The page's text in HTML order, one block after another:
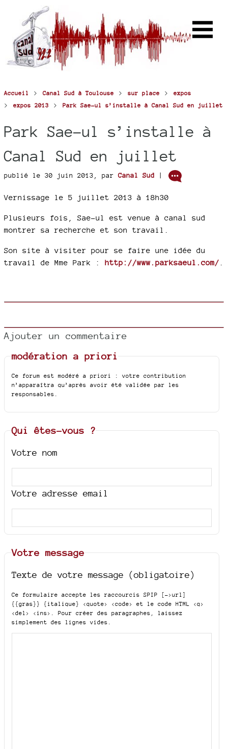
Accueil > Canal Sud à Toulouse > sur place > expos
> expos 2013 > Park Sae-ul s’installe à Canal Sud en juillet
Park Sae-ul s’installe à
Canal Sud en juillet
publié le 30 juin 2013, parCanal Sud |
Vernissage le 5 juillet 2013 à 18h30
Plusieurs fois, Sae-ul est venue à canal sud
montrer sa recherche et son travail.
Son site à visiter pour se faire une idée du
travail de Mme Park : http://www.parksaeul.com/
Ajouter un commentaire
modération a priori
Ce forum est modéré a priori : votre contribution
n’apparaîtra qu’après avoir été validée par les
responsables.
Qui êtes-vous ?
Votre nom
Votre adresse email
Votre message
Texte de votre message (obligatoire)
Ce formulaire accepte les raccourcis SPIP
[->url]
{{gras}} {italique} <quote> <code>
et le code HTML <q>
<del> <ins>
. Pour créer des paragraphes, laissez
simplement des lignes vides.